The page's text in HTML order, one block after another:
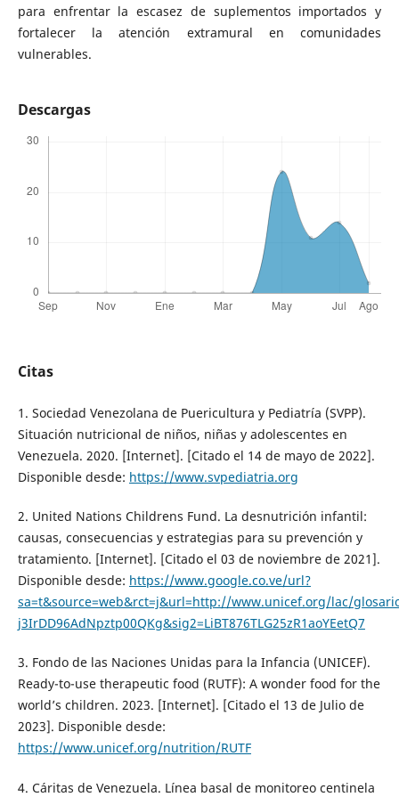
para enfrentar la escasez de suplementos importados y
fortalecer la atención extramural en comunidades
vulnerables.
Descargas
Citas
1. Sociedad Venezolana de Puericultura y Pediatría (SVPP).
Situación nutricional de niños, niñas y adolescentes en
Venezuela. 2020. [Internet]. [Citado el 14 de mayo de 2022].
Disponible desde: https://www.svpediatria.org
2. United Nations Childrens Fund. La desnutrición infantil:
causas, consecuencias y estrategias para su prevención y
tratamiento. [Internet]. [Citado el 03 de noviembre de 2021].
Disponible desde: https://www.google.co.ve/url?
sa=t&source=web&rct=j&url=http://www.unicef.org/lac/
j3IrDD96AdNpztp00QKg&sig2=LiBT876TLG25zR1aoYEetQ7
3. Fondo de las Naciones Unidas para la Infancia (UNICEF).
Ready-to-use therapeutic food (RUTF): A wonder food for the
world’s children. 2023. [Internet]. [Citado el 13 de Julio de
2023]. Disponible desde:
https://www.unicef.org/nutrition/RUTF
4. Cáritas de Venezuela. Línea basal de monitoreo centinela